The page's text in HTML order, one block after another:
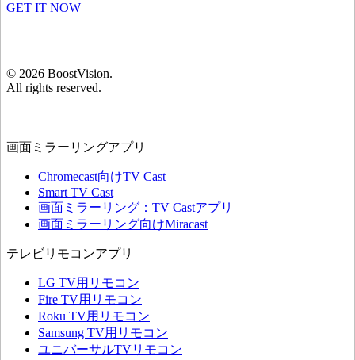
GET IT NOW
© 2026 BoostVision.
All rights reserved.
画面ミラーリングアプリ
Chromecast向けTV Cast
Smart TV Cast
画面ミラーリング：TV Castアプリ
画面ミラーリング向けMiracast
テレビリモコンアプリ
LG TV用リモコン
Fire TV用リモコン
Roku TV用リモコン
Samsung TV用リモコン
ユニバーサルTVリモコン